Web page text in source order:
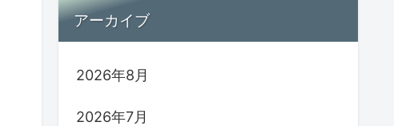
アーカイブ
2026年8月
2026年7月